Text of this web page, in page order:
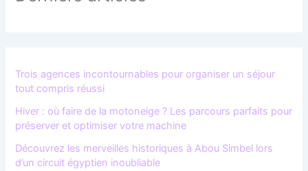
Trois agences incontournables pour organiser un séjour
tout compris réussi
Hiver : où faire de la motoneige ? Les parcours parfaits pour
préserver et optimiser votre machine
Découvrez les merveilles historiques à Abou Simbel lors
d’un circuit égyptien inoubliable